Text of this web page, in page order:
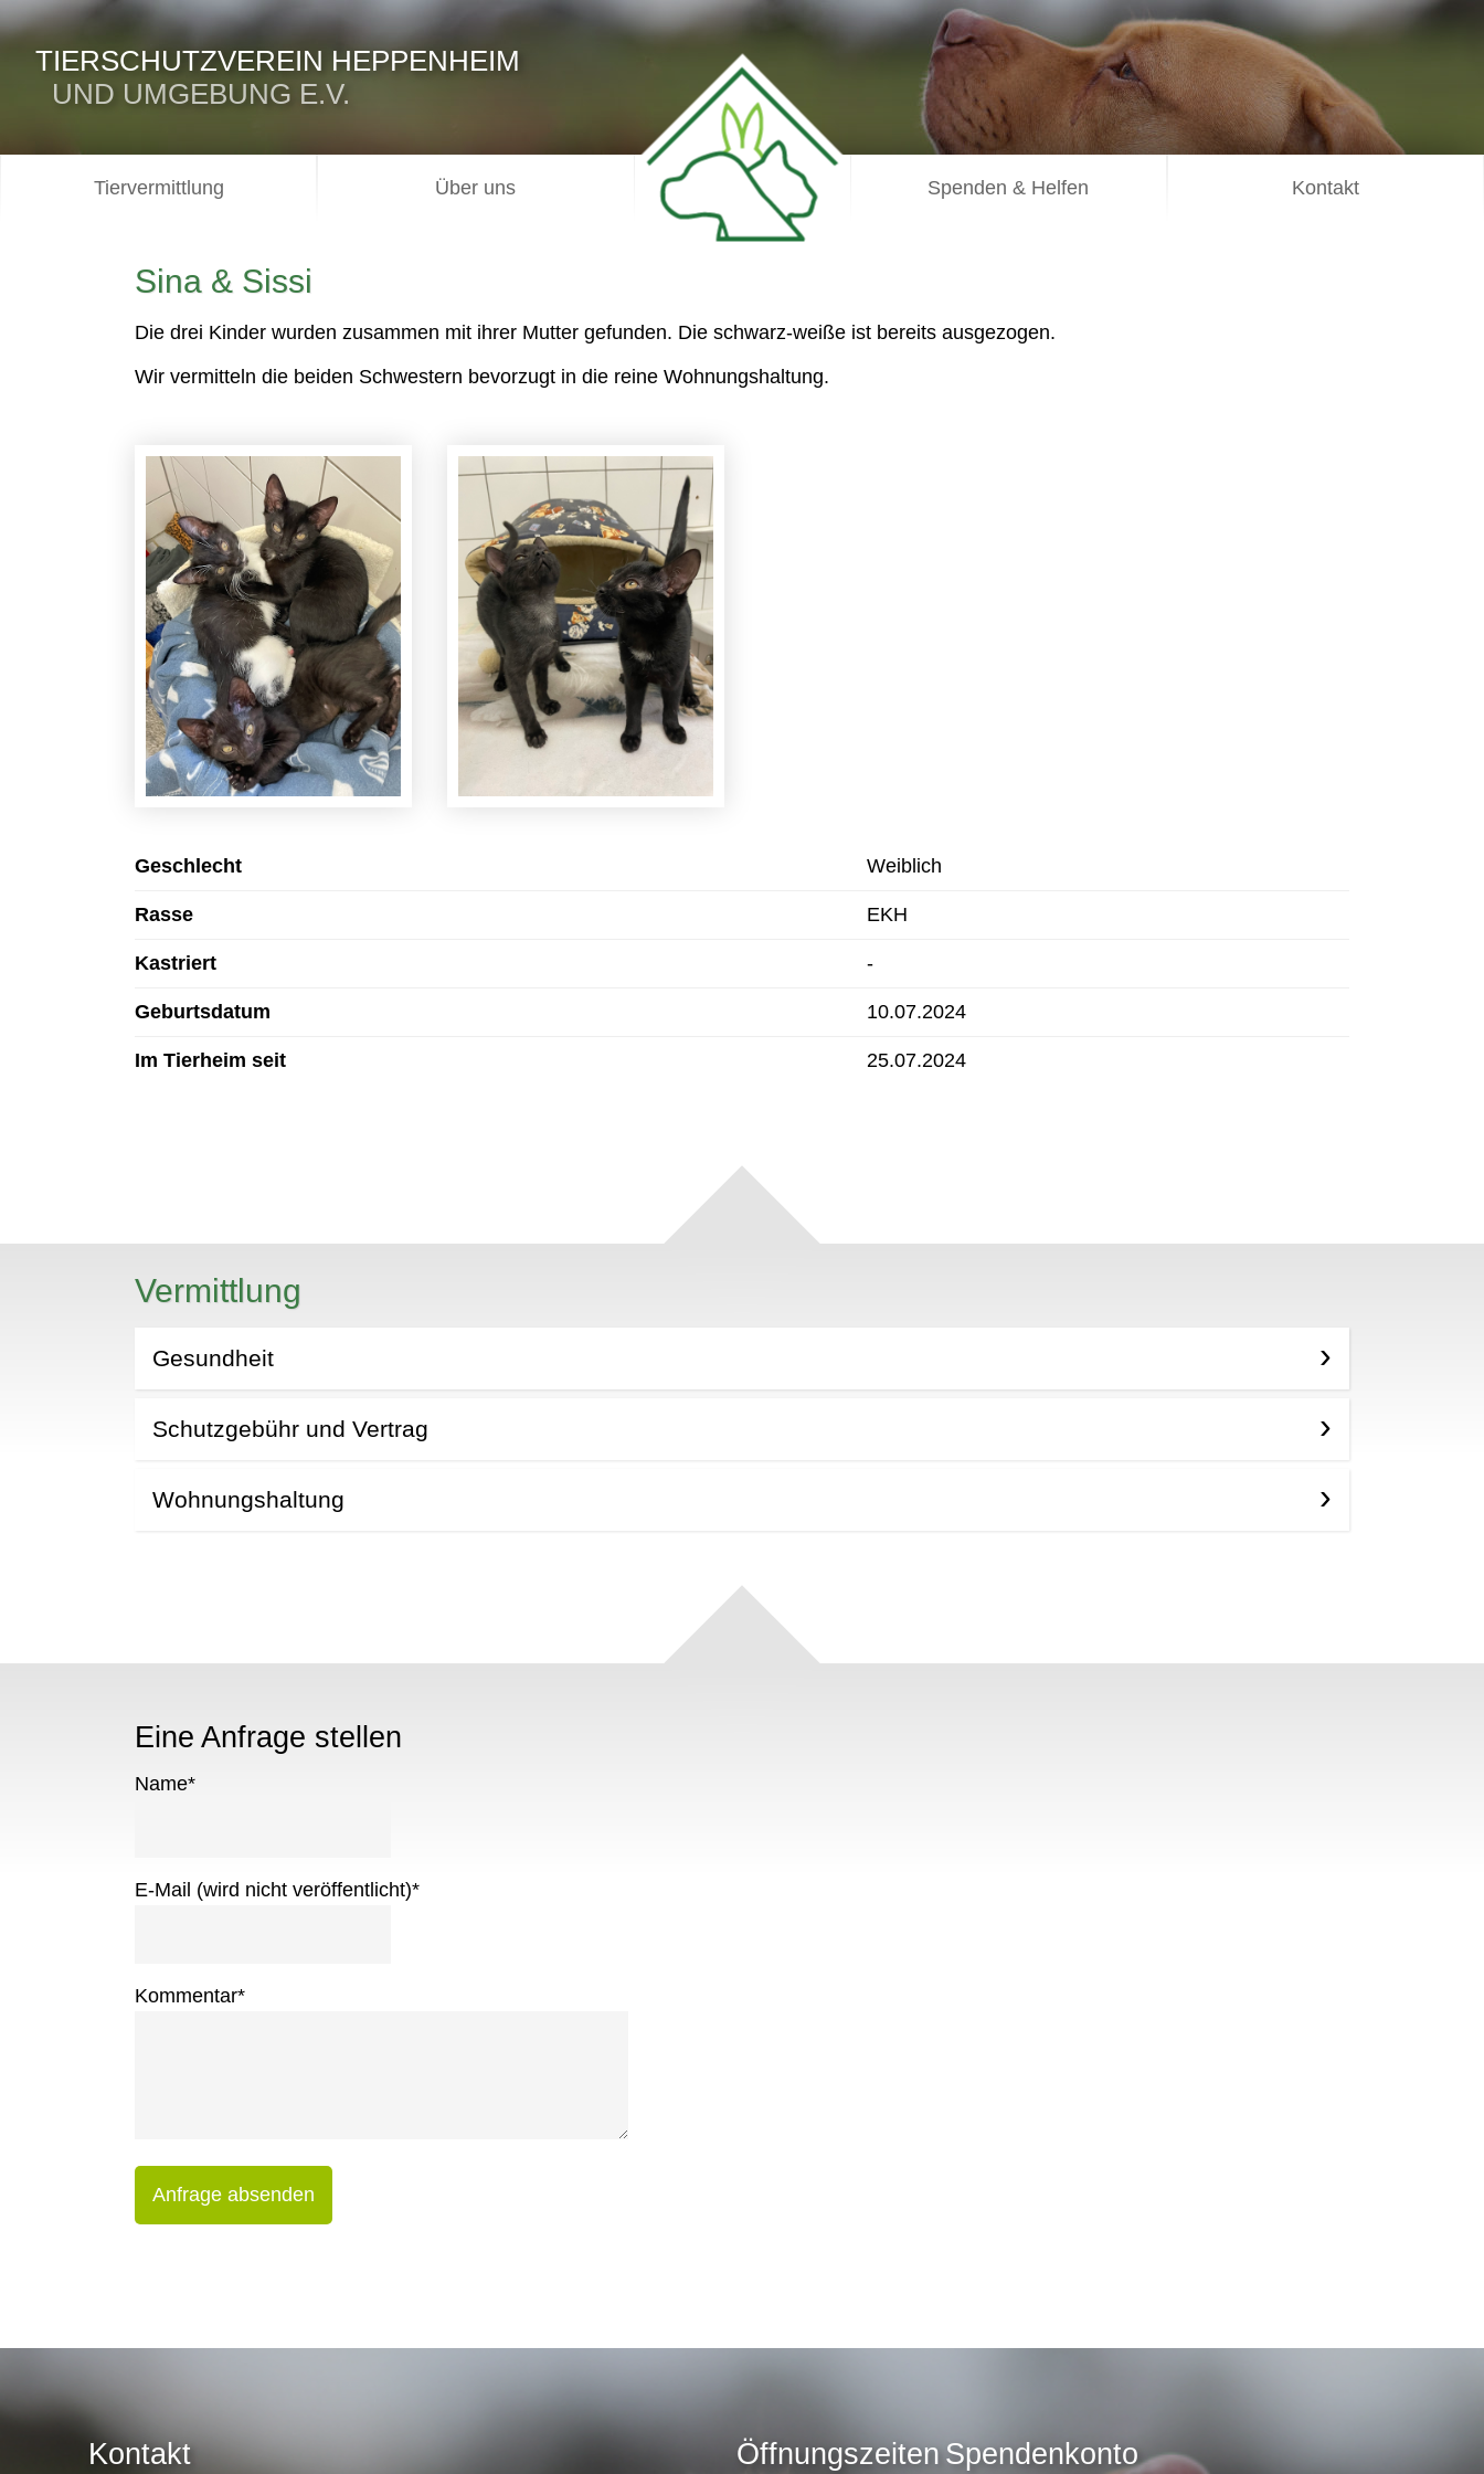
TIERSCHUTZVEREIN HEPPENHEIM
UND UMGEBUNG E.V.
Tiervermittlung Über uns Spenden & Helfen Kontakt
Sina & Sissi
Die drei Kinder wurden zusammen mit ihrer Mutter gefunden. Die schwarz-weiße ist bereits ausgezogen.
Wir vermitteln die beiden Schwestern bevorzugt in die reine Wohnungshaltung.
Geschlecht Weiblich
Rasse EKH
Kastriert -
Geburtsdatum 10.07.2024
Im Tierheim seit 25.07.2024
Vermittlung
Gesundheit
Schutzgebühr und Vertrag
Wohnungshaltung
Eine Anfrage stellen
Name*
E-Mail (wird nicht veröffentlicht)*
Kommentar*
Anfrage absenden
Kontakt ÖffnungszeitenSpendenkonto